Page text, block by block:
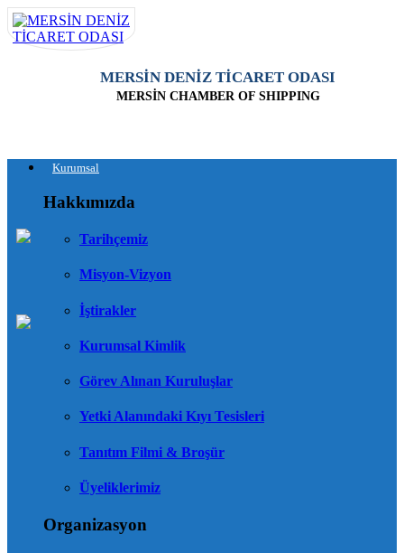
MERSİN DENİZ TİCARET ODASI
MERSİN CHAMBER OF SHIPPING
Kurumsal
Hakkımızda
Tarihçemiz
Misyon-Vizyon
İştirakler
Kurumsal Kimlik
Görev Alınan Kuruluşlar
Yetki Alanındaki Kıyı Tesisleri
Tanıtım Filmi & Broşür
Üyeliklerimiz
Organizasyon